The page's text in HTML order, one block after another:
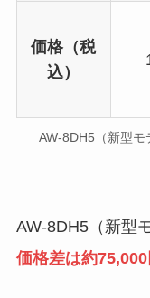
価格（税
込）
AW-8DH5（新型
AW-8DH5（新型
価格差は約75,000